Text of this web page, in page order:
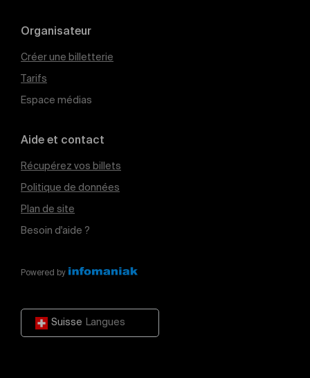
Organisateur
Créer une billetterie
Tarifs
Espace médias
Aide et contact
Récupérez vos billets
Politique de données
Plan de site
Besoin d'aide ?
Powered by
Suisse Langues